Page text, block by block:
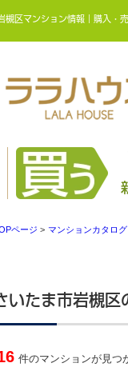
槻区マンション情報｜購入・
ページ > マンションカタログ
いたま市岩槻区
件のマンションが見つ